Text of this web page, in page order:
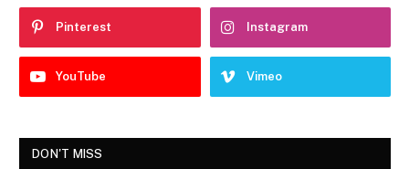
Pinterest Instagram
YouTube Vimeo
DON'T MISS